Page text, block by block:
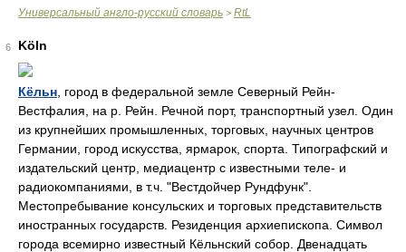
Универсальный англо-русский словарь > RtL
6 Köln
Кёльн , город в федеральной земле Северный Рейн-
Вестфалия, на р. Рейн. Речной порт, транспортный узел. Один
из крупнейших промышленных, торговых, научных центров
Германии, город искусства, ярмарок, спорта. Типографский и
издательский центр, медиацентр с известными теле- и
радиокомпаниями, в т.ч. "Вестдойчер Рундфунк".
Местопребывание консульских и торговых представительств
иностранных государств. Резиденция архиепископа. Символ
города всемирно известный Кёльнский собор. Двенадцать